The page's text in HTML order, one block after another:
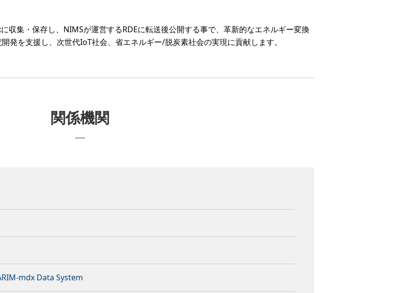
収集・保存し、NIMSが運営するRDEに転送後公開する事で、革新的なエネルギー変換
発を支援し、次世代IoT社会、省エネルギー/脱炭素社会の実現に貢献します。
関係機関
mdx Data System